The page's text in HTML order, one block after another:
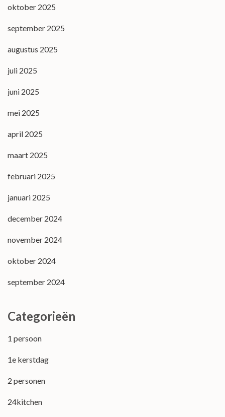
oktober 2025
september 2025
augustus 2025
juli 2025
juni 2025
mei 2025
april 2025
maart 2025
februari 2025
januari 2025
december 2024
november 2024
oktober 2024
september 2024
Categorieën
1 persoon
1e kerstdag
2 personen
24kitchen